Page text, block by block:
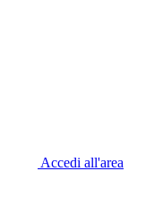
Accedi all'area